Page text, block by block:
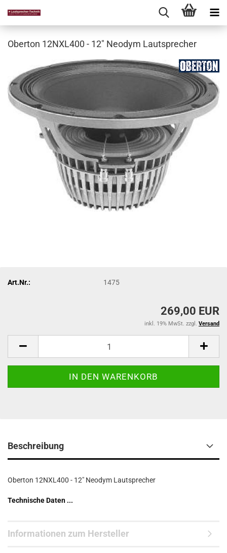
Oberton 12NXL400 - 12" Neodym Lautsprecher
Art.Nr.: 1475
269,00 EUR
inkl. 19% MwSt. zzgl. Versand
Beschreibung
Oberton 12NXL400 - 12" Neodym Lautsprecher
Technische Daten ...
Informationen zum Hersteller